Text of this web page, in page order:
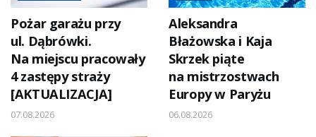
Pożar garażu przy
ul. Dąbrówki.
Na miejscu pracowały
4 zastępy straży
[AKTUALIZACJA]
07.08.2026
Aleksandra
Błażowska i Kaja
Skrzek piąte
na mistrzostwach
Europy w Paryżu
06.08.2026